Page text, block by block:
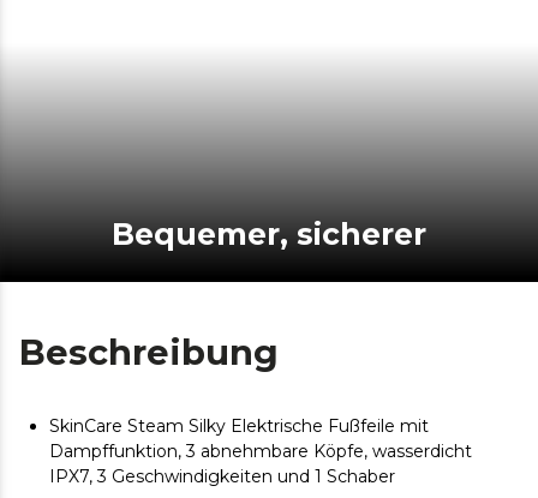
Bequemer, sicherer
Beschreibung
SkinCare Steam Silky Elektrische Fußfeile mit
Dampffunktion, 3 abnehmbare Köpfe, wasserdicht
IPX7, 3 Geschwindigkeiten und 1 Schaber